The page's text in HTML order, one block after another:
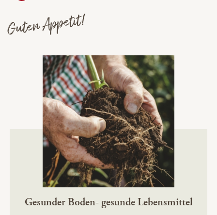
Guten Appetit!
Gesunder Boden- gesunde Lebensmittel